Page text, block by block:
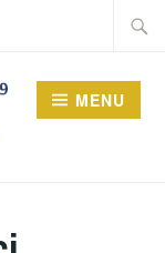
MENU